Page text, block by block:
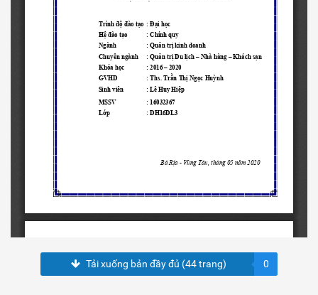
Tải xuống bản đầy đủ (44 trang) 0